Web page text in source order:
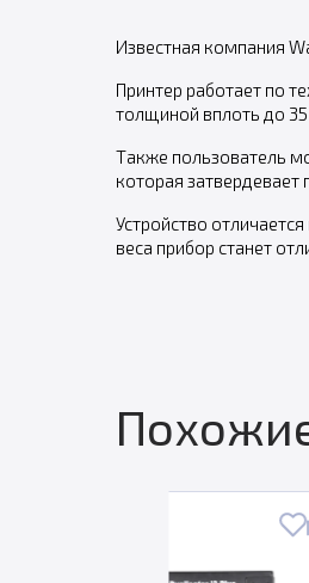
Известная компания
Принтер работает по
толщиной вплоть до
Также пользователь
которая
Устройство
веса прибор станет